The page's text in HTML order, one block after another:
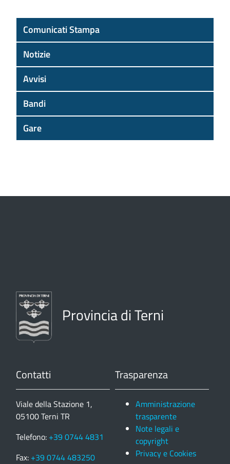
Comunicati Stampa
Notizie
Avvisi
Bandi
Gare
Provincia di Terni
Contatti
Viale della Stazione 1,
05100 Terni TR
Telefono: +39 0744 4831
Fax: +39 0744 483250
Trasparenza
Amministrazione
trasparente
Note legali e
copyright
Privacy e Cookies